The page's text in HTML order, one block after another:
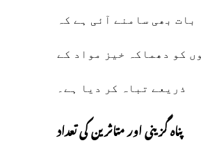
بھی سامنے آئی ہے کہ
کو دھماکہ خیز مواد کے
ذریعے تباہ کر دیا ہے۔
پناہ گزینی اور متاثرین کی تعداد